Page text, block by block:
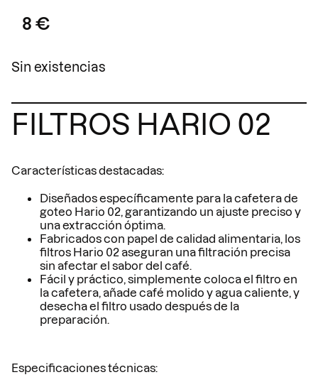
8 €
Sin existencias
FILTROS HARIO 02
Características destacadas:
Diseñados específicamente para la cafetera de
goteo Hario 02, garantizando un ajuste preciso y
una extracción óptima.
Fabricados con papel de calidad alimentaria, los
filtros Hario 02 aseguran una filtración precisa
sin afectar el sabor del café.
Fácil y práctico, simplemente coloca el filtro en
la cafetera, añade café molido y agua caliente, y
desecha el filtro usado después de la
preparación.
Especificaciones técnicas: